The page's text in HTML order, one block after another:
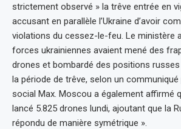
strictement observé » la trêve entrée en
accusant en parallèle l’Ukraine d’avoir
violations du cessez-le-feu. Le ministère
forces ukrainiennes avaient mené des
drones et bombardé des positions russes
la période de trêve, selon un
social Max. Moscou a également affirmé
lancé 5.825 drones lundi, ajoutant que la
répondu de manière symétrique ».